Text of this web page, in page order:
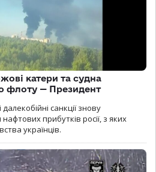
катери та судна
флоту — Президент
санкції знову
прибутків росії, з яких
українців.